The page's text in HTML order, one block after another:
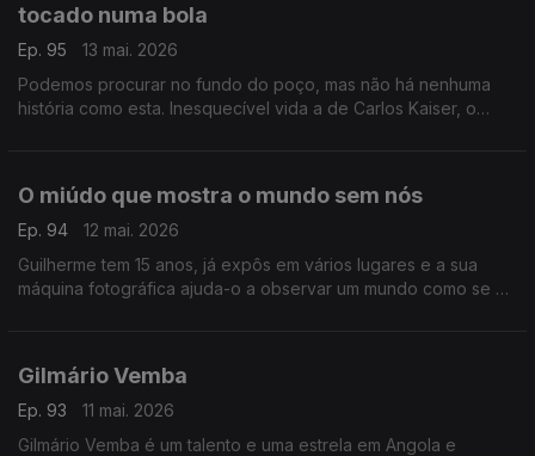
tocado numa bola
Ep. 95
13 mai. 2026
Podemos procurar no fundo do poço, mas não há nenhuma
história como esta. Inesquecível vida a de Carlos Kaiser, o
O miúdo que mostra o mundo sem nós
Ep. 94
12 mai. 2026
Guilherme tem 15 anos, já expôs em vários lugares e a sua
máquina fotográfica ajuda-o a observar um mundo como se o
Gilmário Vemba
Ep. 93
11 mai. 2026
Gilmário Vemba é um talento e uma estrela em Angola e